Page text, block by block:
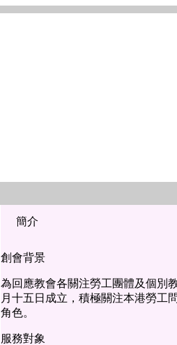
簡介
創會背景
為回應教會各關注勞工團體及個別
月十五日成立，積極關注本港勞工
角色。
服務對象